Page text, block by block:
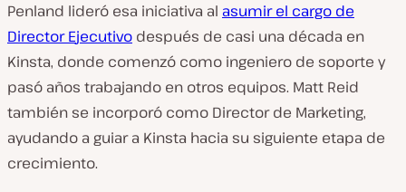
Penland lideró esa iniciativa al asumir el cargo de
Director Ejecutivo después de casi una década en
Kinsta, donde comenzó como ingeniero de soporte y
pasó años trabajando en otros equipos. Matt Reid
también se incorporó como Director de Marketing,
ayudando a guiar a Kinsta hacia su siguiente etapa de
crecimiento.